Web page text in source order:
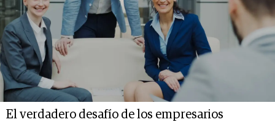
El verdadero desafío de los empresarios